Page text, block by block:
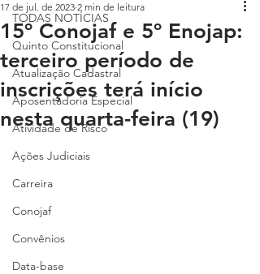
TODAS NOTÍCIAS
Quinto Constitucional
Atualização Cadastral
Aposentadoria Especial
Atividade de Risco
Ações Judiciais
Carreira
Conojaf
Convênios
Data-base
15º Conojaf e 5º Enojap:
terceiro período de
inscrições terá início
nesta quarta-feira (19)
17 de jul. de 2023 2 min de leitura